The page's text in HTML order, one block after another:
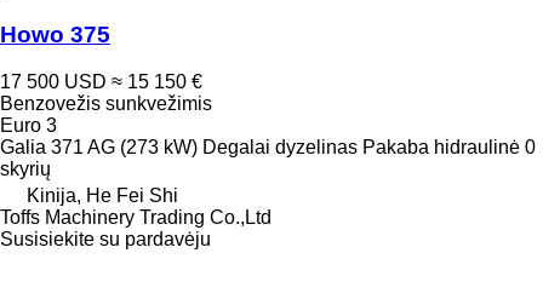
Howo 375
17 500 USD ≈ 15 150 €
Benzovežis sunkvežimis
Euro 3
Galia 371 AG (273 kW) Degalai dyzelinas Pakaba hidraulinė 0
skyrių
Kinija, He Fei Shi
Toffs Machinery Trading Co.,Ltd
Susisiekite su pardavėju